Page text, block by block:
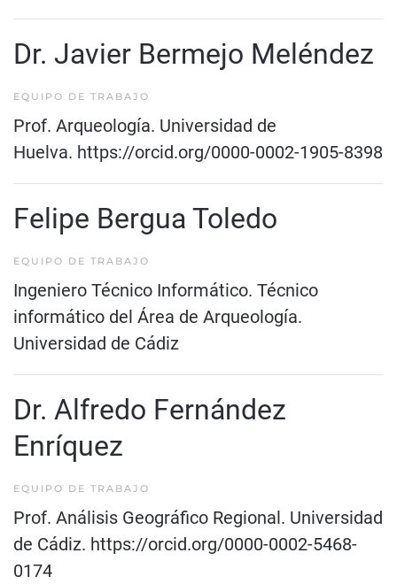
Dr. Javier Bermejo Meléndez
EQUIPO DE TRABAJO
Prof. Arqueología. Universidad de
Huelva. https://orcid.org/0000-0002-1905-8398
Felipe Bergua Toledo
EQUIPO DE TRABAJO
Ingeniero Técnico Informático. Técnico
informático del Área de Arqueología.
Universidad de Cádiz
Dr. Alfredo Fernández
Enríquez
EQUIPO DE TRABAJO
Prof. Análisis Geográfico Regional. Universidad
de Cádiz. https://orcid.org/0000-0002-5468-
0174